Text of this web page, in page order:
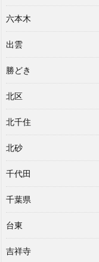
六本木
出雲
勝どき
北区
北千住
北砂
千代田
千葉県
台東
吉祥寺